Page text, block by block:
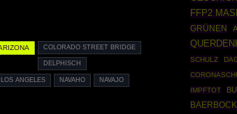
COLORADO STREET BRIDGE
DELPHISCH
LOS ANGELES NAVAHO NAVAJO
FFP2
GRÜNEN
SCHULZ
IMPFTOT
BAERBOCK